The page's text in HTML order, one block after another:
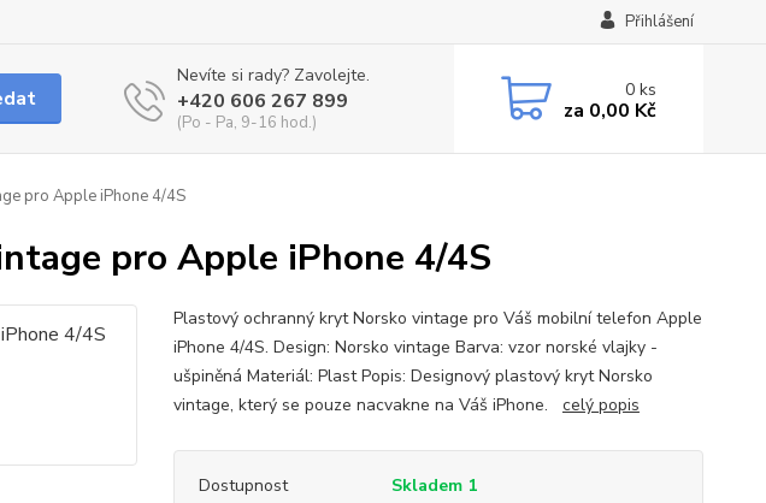
Přihlášení
Nevíte si rady? Zavolejte.
+420 606 267 899
(Po - Pa, 9-16 hod.)
0ks
za 0,00 Kč
pro Apple iPhone 4/4S
pro Apple iPhone 4/4S
Plastový ochranný kryt Norsko vintage pro Váš mobilní telefon Apple
iPhone 4/4S. Design: Norsko vintage Barva: vzor norské vlajky -
ušpiněná Materiál: Plast Popis: Designový plastový kryt Norsko
vintage, který se pouze nacvakne na Váš iPhone. celý popis
Dostupnost Skladem 1